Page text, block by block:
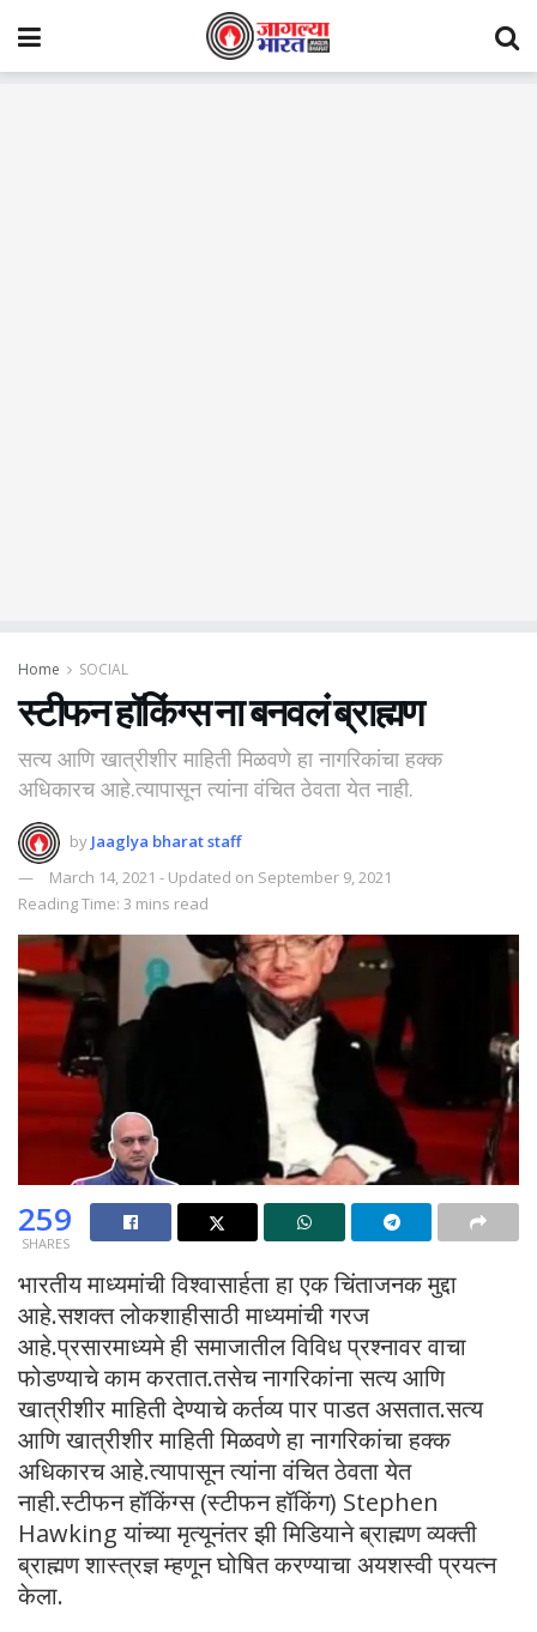
Home SOCIAL
स्टीफन हॉकिंग्स ना बनवलं ब्राह्मण
सत्य आणि खात्रीशीर माहिती मिळवणे हा नागरिकांचा हक्क
अधिकारच आहे.त्यापासून त्यांना वंचित ठेवता येत नाही.
by Jaaglya bharat staff
March 14, 2021 - Updated on September 9, 2021
Reading Time: 3 mins read
259
SHARES
भारतीय माध्यमांची विश्वासार्हता हा एक चिंताजनक मुद्दा
आहे.सशक्त लोकशाहीसाठी माध्यमांची गरज
आहे.प्रसारमाध्यमे ही समाजातील विविध प्रश्नावर वाचा
फोडण्याचे काम करतात.तसेच नागरिकांना सत्य आणि
खात्रीशीर माहिती देण्याचे कर्तव्य पार पाडत असतात.सत्य
आणि खात्रीशीर माहिती मिळवणे हा नागरिकांचा हक्क
अधिकारच आहे.त्यापासून त्यांना वंचित ठेवता येत
नाही.स्टीफन हॉकिंग्स (स्टीफन हॉकिंग) Stephen
Hawking यांच्या मृत्यूनंतर झी मिडियाने ब्राह्मण व्यक्ती
ब्राह्मण शास्त्रज्ञ म्हणून घोषित करण्याचा अयशस्वी प्रयत्न
केला.